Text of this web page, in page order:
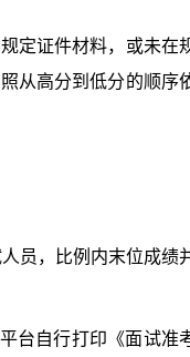
定证件材料，或未在
从高分到低分的顺序
员，比例内末位成绩
台自行打印《面试准